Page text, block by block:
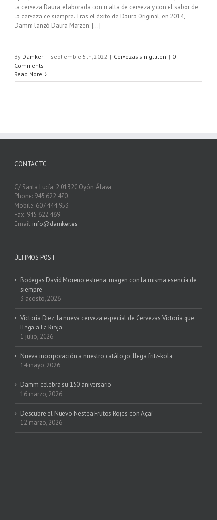
la cerveza Daura, elaborada con malta de cerveza y con el sabor de
la cerveza de siempre. Tras el éxito de Daura Original, en 2014,
Damm lanzó Daura Märzen: [...]
By Damker | septiembre 5th, 2022 | Cervezas sin gluten | 0
Comments
Read More
CONTACTO
C/ Santa Lucía, 2 01320 Oyón, Álava
Phone: 945 622 470
Mobile: 607 444 953
Fax: 945 622 469
Email: info@damker.es
ÚLTIMOS POST
Bodegas David Moreno estrena imagen con la misma esencia de
siempre
3 agosto, 2026
Victoria Diez: la nueva cerveza especial de Cervezas Victoria que
llega a La Rioja
1 julio, 2026
Nueva incorporación a nuestro catálogo: llega fritz-kola
14 mayo, 2026
Damm celebra su 150 aniversario
16 marzo, 2026
Descubre el Nuevo Nestea Frutos Rojos con Açaí
12 marzo, 2026